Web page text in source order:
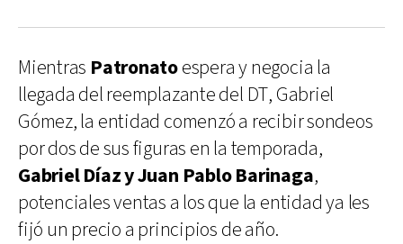
Mientras Patronatoespera y negocia la
llegada del reemplazante del DT, Gabriel
Gómez, la entidad comenzó a recibir sondeos
por dos de sus figuras en la temporada,
Gabriel Díaz y Juan Pablo Barinaga,
potenciales ventas a los que la entidad ya les
fijó un precio a principios de año.